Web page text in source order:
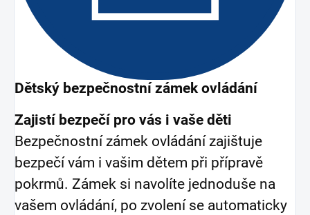
Dětský bezpečnostní zámek ovládání
Zajistí bezpečí pro vás i vaše děti
Bezpečnostní zámek ovládání zajištuje
bezpečí vám i vašim dětem při přípravě
pokrmů. Zámek si navolíte jednoduše na
vašem ovládání, po zvolení se automaticky